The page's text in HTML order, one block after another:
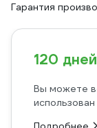
Гарантия
120
Вы можете
использован